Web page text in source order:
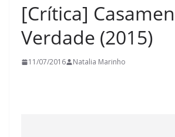
[Crítica]
Verdade (2015)
11/07/2016 Natalia Marinho